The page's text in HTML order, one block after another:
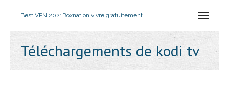
Best VPN 2021Boxnation vivre gratuitement
Téléchargements de kodi tv